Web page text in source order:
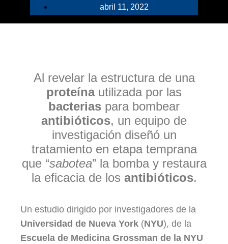
abril 11, 2022
Al revelar la estructura de una
proteínautilizada por las
bacterias para bombear
antibióticos, un equipo de
investigación diseñó un
tratamiento en etapa temprana
que “sabotea” la bomba y restaura
la eficacia de los antibióticos.
Un estudio dirigido por investigadores de la
Universidad de Nueva York (NYU), de la
Escuela de Medicina Grossman de la NYU